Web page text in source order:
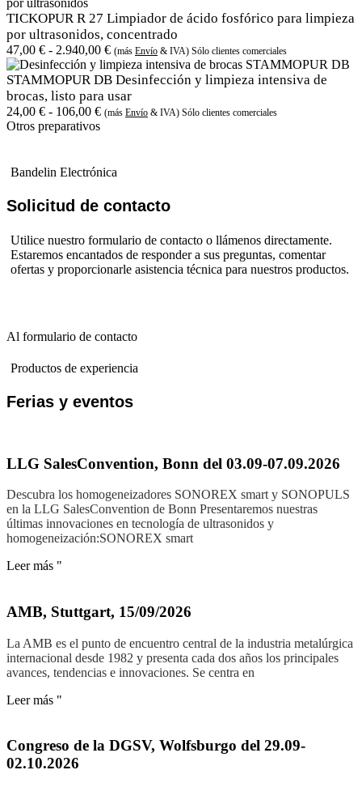
TICKOPUR R 27 Limpiador de ácido fosfórico para limpieza
por ultrasonidos, concentrado
47,00 € - 2.940,00 € (más Envío & IVA) Sólo clientes comerciales
STAMMOPUR DB Desinfección y limpieza intensiva de
brocas, listo para usar
24,00 € - 106,00 € (más Envío & IVA) Sólo clientes comerciales
Otros preparativos
Bandelin Electrónica
Solicitud de contacto
Utilice nuestro formulario de contacto o llámenos directamente.
Estaremos encantados de responder a sus preguntas, comentar
ofertas y proporcionarle asistencia técnica para nuestros productos.
Al formulario de contacto
Productos de experiencia
Ferias y eventos
LLG SalesConvention, Bonn del 03.09-07.09.2026
Descubra los homogeneizadores SONOREX smart y SONOPULS
en la LLG SalesConvention de Bonn Presentaremos nuestras
últimas innovaciones en tecnología de ultrasonidos y
homogeneización:SONOREX smart
Leer más "
AMB, Stuttgart, 15/09/2026
La AMB es el punto de encuentro central de la industria metalúrgica
internacional desde 1982 y presenta cada dos años los principales
avances, tendencias e innovaciones. Se centra en
Leer más "
Congreso de la DGSV, Wolfsburgo del 29.09-
02.10.2026